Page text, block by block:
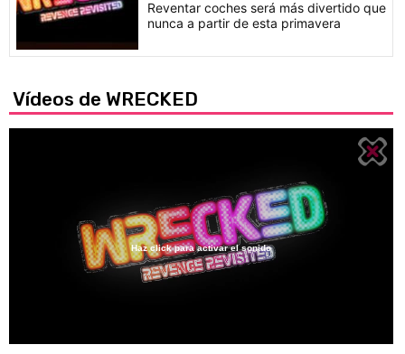
Reventar coches será más divertido que
nunca a partir de esta primavera
Vídeos de WRECKED
Haz click para activar el sonido